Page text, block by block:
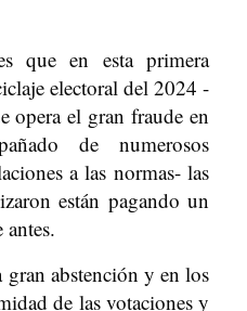
que en esta primera
electoral del 2024 -
opera el gran fraude en
de numerosos
a las normas- las
están pagando un
gran abstención y en los
de las votaciones y